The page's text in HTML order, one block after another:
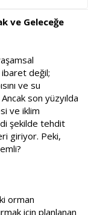
ve Geleceğe
değil;
ve su
son yüzyılda
ve iklim
şekilde tehdit
giriyor. Peki,
orman
için planlanan